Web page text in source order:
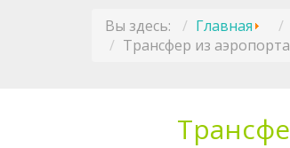
Вы здесь: Главная
Трансфер из